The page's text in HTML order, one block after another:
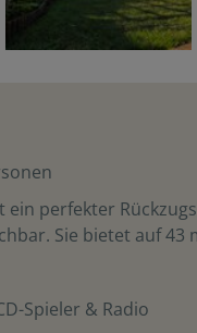
perfekter
Sie bietet auf 43
Spieler & Radio